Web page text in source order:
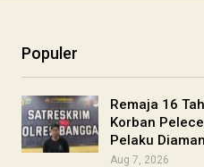
Populer
Remaja 16
Korban
Pelaku
Aug 7, 2026